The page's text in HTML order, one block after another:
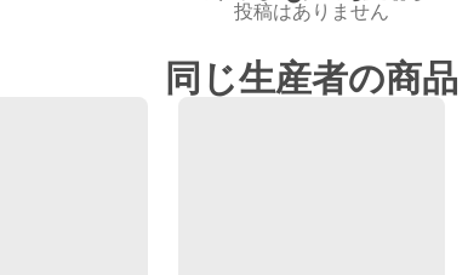
投稿はありません
同じ生産者の商品